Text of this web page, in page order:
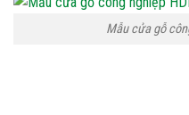
Mẫu cửa gỗ